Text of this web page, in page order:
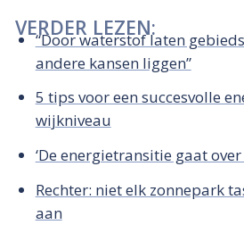
VERDER LEZEN:
“Door waterstof laten
andere kansen liggen”
5 tips voor een succesvolle
wijkniveau
‘De energietransitie gaat
Rechter: niet elk zonnepark
aan